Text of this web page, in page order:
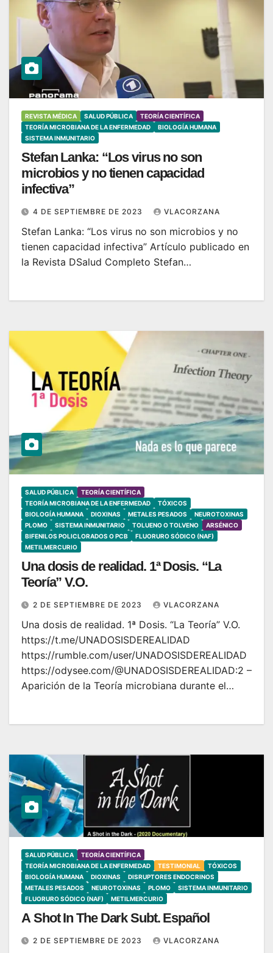
REVISTA MÉDICA SALUD PÚBLICA
TEORÍA CIENTÍFICA
TEORÍA MICROBIANA DE LA ENFERMEDAD
BIOLOGÍA HUMANA
SISTEMA INMUNITARIO
Stefan Lanka: “Los virus no son
microbios y no tienen capacidad
infectiva”
4 DE SEPTIEMBRE DE 2023 VLACORZANA
Stefan Lanka: “Los virus no son microbios y no
tienen capacidad infectiva” Artículo publicado en
la Revista DSalud Completo Stefan…
SALUD PÚBLICA
TEORÍA CIENTÍFICA
TEORÍA MICROBIANA DE LA ENFERMEDAD
TÓXICOS
BIOLOGÍA HUMANA
DIOXINAS METALES PESADOS
NEUROTOXINAS
PLOMO
SISTEMA INMUNITARIO TOLUENO O TOLVENO
ARSÉNICO
BIFENILOS POLICLORADOS O PCB
FLUORURO SÓDICO (NAF)
METILMERCURIO
Una dosis de realidad. 1ª Dosis. “La
Teoría” V.O.
2 DE SEPTIEMBRE DE 2023 VLACORZANA
Una dosis de realidad. 1ª Dosis. “La Teoría” V.O.
https://t.me/UNADOSISDEREALIDAD
https://rumble.com/user/UNADOSISDEREALIDAD
https://odysee.com/@UNADOSISDEREALIDAD:2 –
Aparición de la Teoría microbiana durante el…
SALUD PÚBLICA
TEORÍA CIENTÍFICA
TEORÍA MICROBIANA DE LA ENFERMEDAD
TESTIMONIAL
TÓXICOS
BIOLOGÍA HUMANA
DIOXINAS
DISRUPTORES ENDOCRINOS
METALES PESADOS
NEUROTOXINAS PLOMO
SISTEMA INMUNITARIO
FLUORURO SÓDICO (NAF)
METILMERCURIO
A Shot In The Dark Subt. Español
2 DE SEPTIEMBRE DE 2023 VLACORZANA